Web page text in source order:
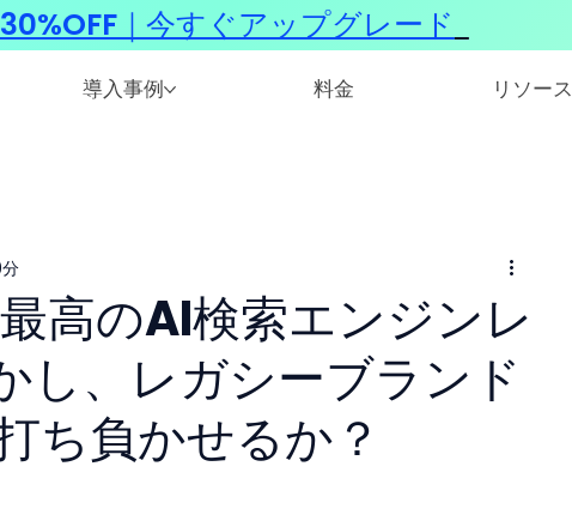
導入事例 料金 リソース
高のAI検索エンジンレ
し、レガシーブランド
負かせるか？
｜今すぐアップグレード